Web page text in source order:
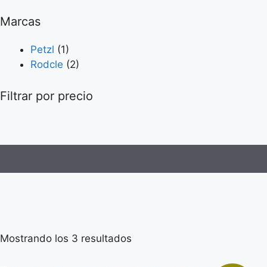
Marcas
Petzl (1)
Rodcle (2)
Filtrar por precio
Mostrando los 3 resultados